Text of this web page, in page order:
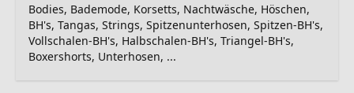
Bodies, Bademode, Korsetts, Nachtwäsche, Höschen,
BH's, Tangas, Strings, Spitzenunterhosen, Spitzen-BH's,
Vollschalen-BH's, Halbschalen-BH's, Triangel-BH's,
Boxershorts, Unterhosen, ...